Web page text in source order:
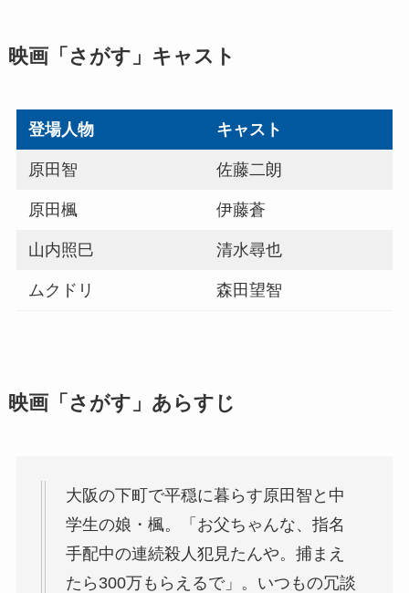
映画「さがす」キャスト
登場人物 キャスト
原田智 佐藤二朗
原田楓 伊藤蒼
山内照巳 清水尋也
ムクドリ 森田望智
映画「さがす」あらすじ
大阪の下町で平穏に暮らす原田智と中
学生の娘・楓。「お父ちゃんな、指名
手配中の連続殺人犯見たんや。捕まえ
たら300万もらえるで」。いつもの冗談